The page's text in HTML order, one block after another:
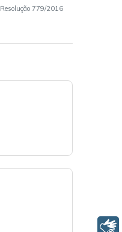
Resolução 779/2016